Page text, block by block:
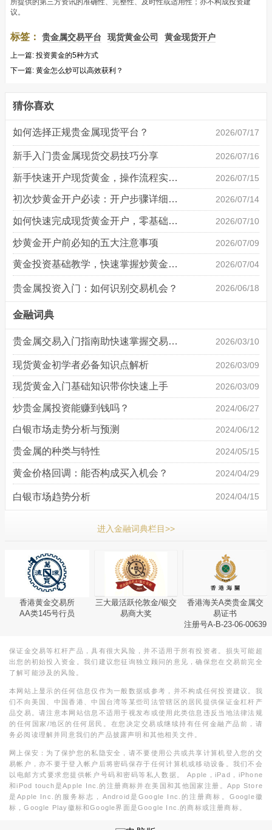
议。
标签： 贵金属交易平台 现货黄金公司 黄金现货开户
上一篇: 投资黄金的5种方式
下一篇: 黄金怎么炒可以高效获利？
猜你喜欢
如何选择正规贵金属现货平台？ 2026/07/17
新手入门贵金属现货交易技巧分享 2026/07/16
新手快速开户现货黄金，操作流程实操详解 2026/07/15
初次炒黄金开户必读：开户步骤详细说明 2026/07/14
如何快速完成现货黄金开户，零基础也能轻松上手 2026/07/10
炒黄金开户前必知的五大注意事项 2026/07/09
黄金投资基础教学，快速掌握炒黄金技巧 2026/07/04
贵金属投资入门：如何识别交易机会？ 2026/06/18
金融词典
贵金属交易入门指南助快速掌握交易基础 2026/03/10
现货黄金初学者必备知识点解析 2026/03/09
现货黄金入门基础知识带你快速上手 2026/03/09
炒贵金属投资能赚到钱吗？ 2024/06/27
白银市场走势分析与预测 2024/06/12
贵金属的种类与特性 2024/05/15
黄金价格回调：能否构成买入机会？ 2024/04/29
白银市场趋势分析 2024/04/15
进入金融词典栏目>>
香港黄金交易所
AA类145号行员
三大最活跃伦敦金/银交
易商大奖
香港海关A类贵金属交
易证书
注册号A-B-23-06-00639
保证金交易等杠杆产品，具有很大风险，并不适用于所有投资者。损失可能超
出您的初始投入资金。我们建议您征询独立顾问的意见，确保您在交易前完全
了解可能涉及的风险。
本网站上显示的任何信息仅作为一般数据或参考，并不构成任何投资建议。我
们不向美国、中国香港、中国台湾等某些司法管辖区的居民提供保证金杠杆产
品交易。请注意本网站信息不适用于视发布或使用此类信息违反当地法律法规
的任何国家/地区的任何居民。在您决定交易或继续持有任何金融产品前，请
务必阅读理解并同意我们的产品披露声明和其他相关文件。
网上保安：为了保护您的私隐安全，请不要使用公共或共享计算机登入您的交
易帐户，亦不要于登入帐户后将密码保存于任何计算机或移动设备。我们不会
以电邮方式要求您提供帐户号码和密码等私人数据。 Apple，iPad，iPhone
和iPod touch是Apple Inc.的注册商标并在美国和其他国家注册。App Store
是Apple Inc.的服务标志，Android是Google Inc.的注册商标。Google徽
标，Google Play徽标和Google界面是Google Inc.的商标或注册商标。